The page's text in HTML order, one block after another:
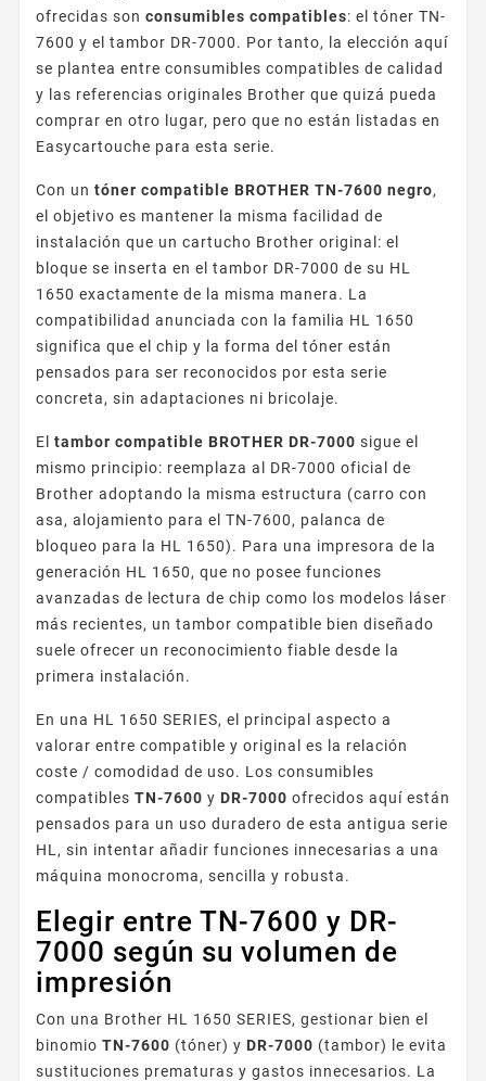
ofrecidas son consumibles compatibles: el tóner TN-
7600 y el tambor DR-7000. Por tanto, la elección aquí
se plantea entre consumibles compatibles de calidad
y las referencias originales Brother que quizá pueda
comprar en otro lugar, pero que no están listadas en
Easycartouche para esta serie.
Con un tóner compatible BROTHER TN-7600 negro,
el objetivo es mantener la misma facilidad de
instalación que un cartucho Brother original: el
bloque se inserta en el tambor DR-7000 de su HL
1650 exactamente de la misma manera. La
compatibilidad anunciada con la familia HL 1650
significa que el chip y la forma del tóner están
pensados para ser reconocidos por esta serie
concreta, sin adaptaciones ni bricolaje.
El tambor compatible BROTHER DR-7000 sigue el
mismo principio: reemplaza al DR-7000 oficial de
Brother adoptando la misma estructura (carro con
asa, alojamiento para el TN-7600, palanca de
bloqueo para la HL 1650). Para una impresora de la
generación HL 1650, que no posee funciones
avanzadas de lectura de chip como los modelos láser
más recientes, un tambor compatible bien diseñado
suele ofrecer un reconocimiento fiable desde la
primera instalación.
En una HL 1650 SERIES, el principal aspecto a
valorar entre compatible y original es la relación
coste / comodidad de uso. Los consumibles
compatibles TN-7600 y DR-7000 ofrecidos aquí están
pensados para un uso duradero de esta antigua serie
HL, sin intentar añadir funciones innecesarias a una
máquina monocroma, sencilla y robusta.
Elegir entre TN-7600 y DR-
7000 según su volumen de
impresión
Con una Brother HL 1650 SERIES, gestionar bien el
binomio TN-7600 (tóner) y DR-7000 (tambor) le evita
sustituciones prematuras y gastos innecesarios. La